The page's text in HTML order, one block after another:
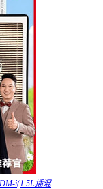
i(1.5L插混